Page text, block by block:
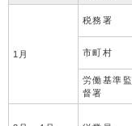
1月
税務署
市町村
労働基準監
督署